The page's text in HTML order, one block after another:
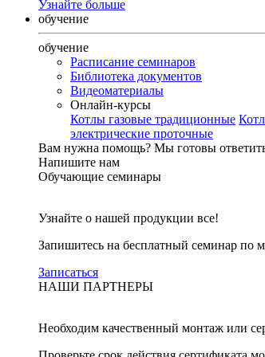
Узнайте больше
обучение
обучение
Расписание семинаров
Библиотека документов
Видеоматериалы
Онлайн-курсы
Котлы газовые традиционные
электрические проточные
Вам нужна помощь? Мы готовы
Напишите нам
Обучающие семинары
Узнайте о нашей продукции все!
Запишитесь на бесплатный семинар по
Записаться
НАШИ ПАРТНЕРЫ
Необходим качественный монтаж или